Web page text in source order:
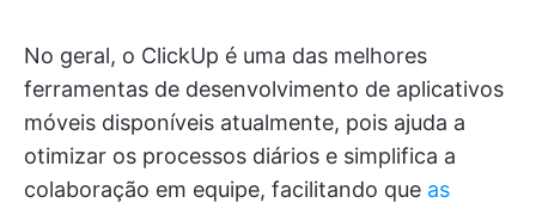
No geral, o ClickUp é uma das melhores
ferramentas de desenvolvimento de aplicativos
móveis disponíveis atualmente, pois ajuda a
otimizar os processos diários e simplifica a
colaboração em equipe, facilitando que as